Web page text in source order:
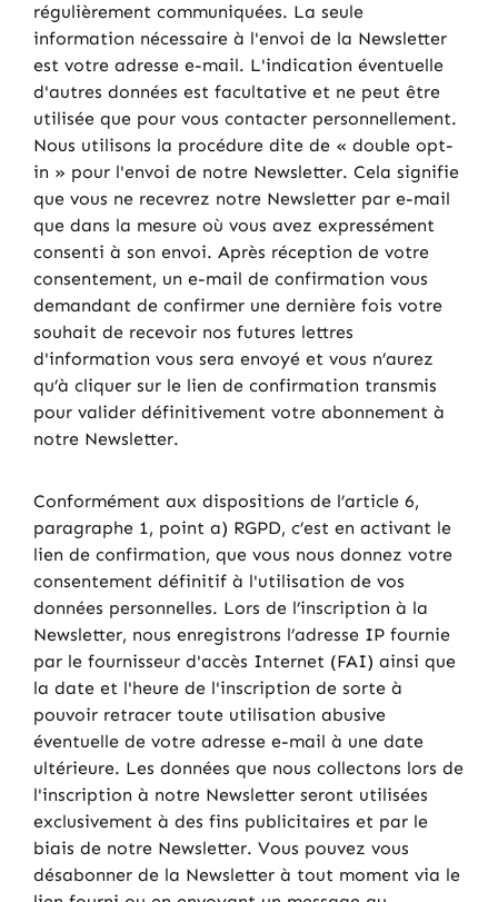
régulièrement communiquées. La seule
information nécessaire à l'envoi de la Newsletter
est votre adresse e-mail. L'indication éventuelle
d'autres données est facultative et ne peut être
utilisée que pour vous contacter personnellement.
Nous utilisons la procédure dite de « double opt-
in » pour l'envoi de notre Newsletter. Cela signifie
que vous ne recevrez notre Newsletter par e-mail
que dans la mesure où vous avez expressément
consenti à son envoi. Après réception de votre
consentement, un e-mail de confirmation vous
demandant de confirmer une dernière fois votre
souhait de recevoir nos futures lettres
d'information vous sera envoyé et vous n’aurez
qu’à cliquer sur le lien de confirmation transmis
pour valider définitivement votre abonnement à
notre Newsletter.
Conformément aux dispositions de l’article 6,
paragraphe 1, point a) RGPD, c’est en activant le
lien de confirmation, que vous nous donnez votre
consentement définitif à l'utilisation de vos
données personnelles. Lors de l’inscription à la
Newsletter, nous enregistrons l’adresse IP fournie
par le fournisseur d'accès Internet (FAI) ainsi que
la date et l'heure de l'inscription de sorte à
pouvoir retracer toute utilisation abusive
éventuelle de votre adresse e-mail à une date
ultérieure. Les données que nous collectons lors de
l'inscription à notre Newsletter seront utilisées
exclusivement à des fins publicitaires et par le
biais de notre Newsletter. Vous pouvez vous
désabonner de la Newsletter à tout moment via le